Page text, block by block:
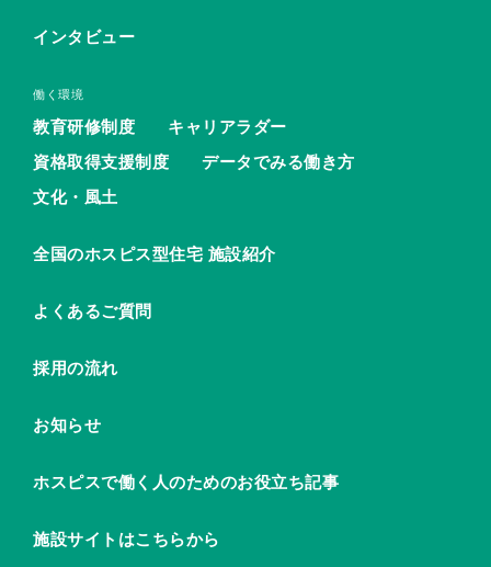
インタビュー
働く環境
教育研修制度
キャリアラダー
資格取得支援制度
データでみる働き方
文化・風土
全国のホスピス型住宅 施設紹介
よくあるご質問
採用の流れ
お知らせ
ホスピスで働く人のためのお役立ち記事
施設サイトはこちらから